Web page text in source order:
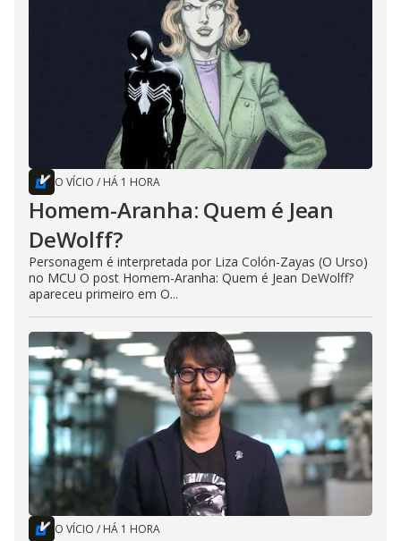
O VÍCIO / HÁ 1 HORA
Homem-Aranha: Quem é Jean
DeWolff?
Personagem é interpretada por Liza Colón-Zayas (O Urso)
no MCU O post Homem-Aranha: Quem é Jean DeWolff?
apareceu primeiro em O...
O VÍCIO / HÁ 1 HORA